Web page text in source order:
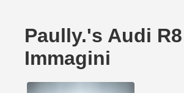
Paully.'s Audi R8
Immagini